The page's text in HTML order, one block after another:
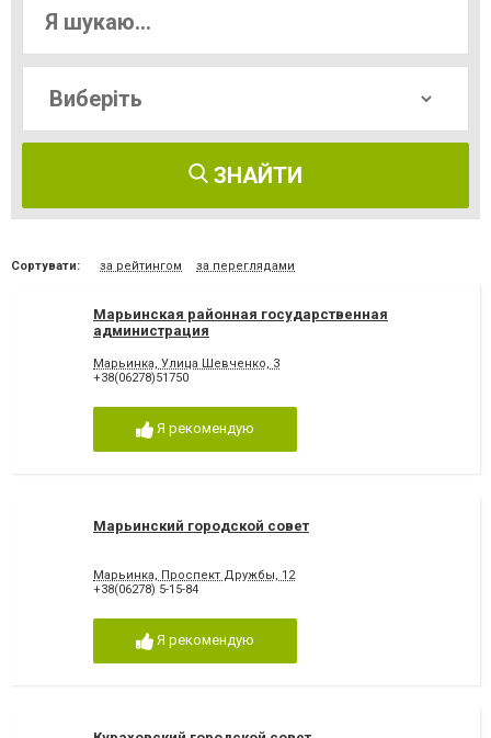
ЗНАЙТИ
Сортувати: за рейтингом за переглядами
Марьинская районная государственная
администрация
Марьинка, Улица Шевченко, 3
+38(06278)51750
Я рекомендую
Марьинский городской совет
Марьинка, Проспект Дружбы, 12
+38(06278) 5-15-84
Я рекомендую